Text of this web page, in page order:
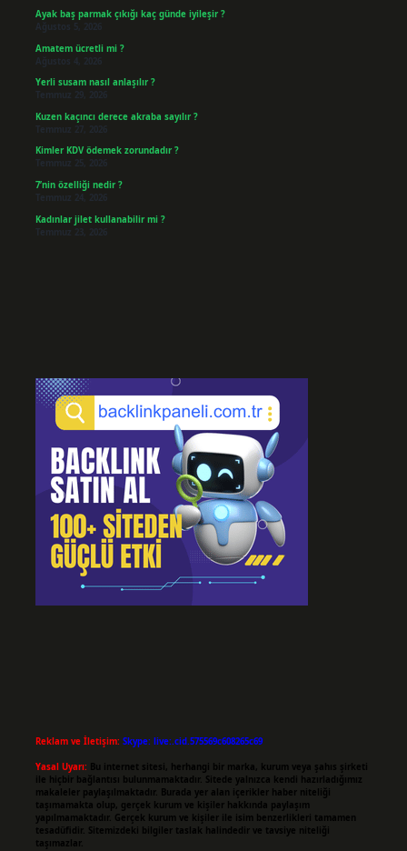
Ayak baş parmak çıkığı kaç günde iyileşir ?
Ağustos 5, 2026
Amatem ücretli mi ?
Ağustos 4, 2026
Yerli susam nasıl anlaşılır ?
Temmuz 29, 2026
Kuzen kaçıncı derece akraba sayılır ?
Temmuz 27, 2026
Kimler KDV ödemek zorundadır ?
Temmuz 25, 2026
7’nin özelliği nedir ?
Temmuz 24, 2026
Kadınlar jilet kullanabilir mi ?
Temmuz 23, 2026
Reklam ve İletişim: Skype: live:.cid.575569c608265c69
Yasal Uyarı: Bu internet sitesi, herhangi bir marka, kurum veya şahıs şirketi
ile hiçbir bağlantısı bulunmamaktadır. Sitede yalnızca kendi hazırladığımız
makaleler paylaşılmaktadır. Burada yer alan içerikler haber niteliği
taşımamakta olup, gerçek kurum ve kişiler hakkında paylaşım
yapılmamaktadır. Gerçek kurum ve kişiler ile isim benzerlikleri tamamen
tesadüfidir. Sitemizdeki bilgiler taslak halindedir ve tavsiye niteliği
taşımazlar.